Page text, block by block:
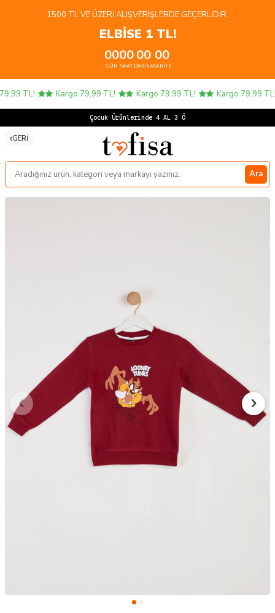
1500 TL VE ÜZERI ALIŞVERIŞLERDE GEÇERLIDIR.
ELBİSE 1 TL!
00
GÜN
00
SAAT
00
DAKIKA
00
SANIYE
TL! Kargo 79,99 TL! Kargo 79,99 TL! Kargo 79,99 TL!
Çocuk Ürünlerinde 4 AL 3 ÖDE
GERI
Ara